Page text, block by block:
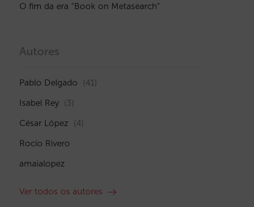
O fim da era “Book on Metasearch”
Autores
Pablo Delgado (41)
Isabel Rey (3)
César López (4)
Rocío Rivero
amaialopez
Ver todos os autores